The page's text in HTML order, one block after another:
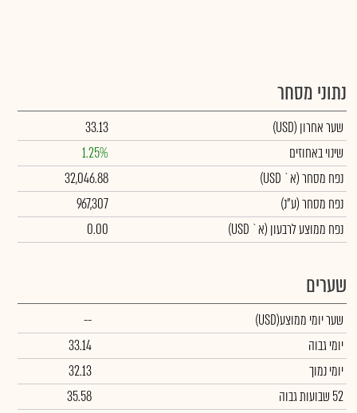
נתוני מסחר
שער אחרון (USD)
33.13
שינוי באחוזים
1.25%
נפח מסחר(א` USD)
32,046.88
נפח מסחר(ע"נ)
967,307
נפח ממוצע לרבעון (א` USD)
0.00
שערים
שער יומי ממוצע(USD)
--
יומי גבוה
33.14
יומי נמוך
32.13
52 שבועות גבוה
35.58